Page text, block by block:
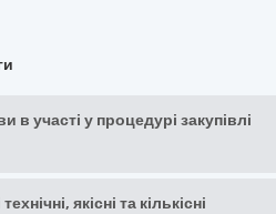
в участі у процедурі закупівлі
якісні та кількісні